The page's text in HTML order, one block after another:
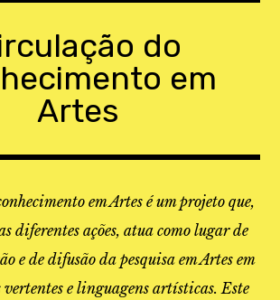
do
em
Artes
em Artes é um projeto que,
diferentes ações, atua como lugar de
e de difusão da pesquisa em Artes em
vertentes e linguagens artísticas. Este